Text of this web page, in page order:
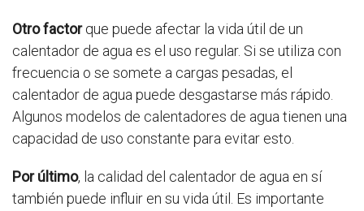
Otro factorque puede afectar la vida útil de un
calentador de agua es el uso regular. Si se utiliza con
frecuencia o se somete a cargas pesadas, el
calentador de agua puede desgastarse más rápido.
Algunos modelos de calentadores de agua tienen una
capacidad de uso constante para evitar esto.
Por último, la calidad del calentador de agua en sí
también puede influir en su vida útil. Es importante